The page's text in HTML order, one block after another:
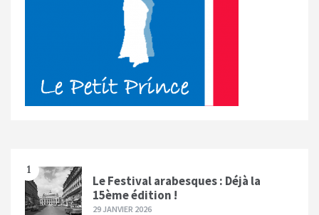
1
Le Festival arabesques : Déjà la
15ème édition !
29 JANVIER 2026